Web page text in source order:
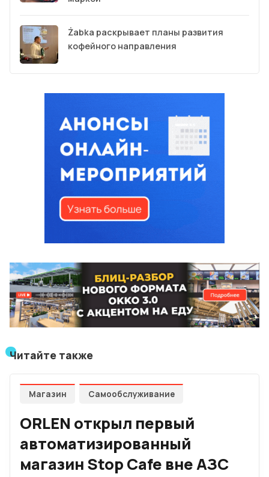
Żabka раскрывает планы развития
кофейного направления
Читайте также
Магазин Самообслуживание
ORLEN открыл первый
автоматизированный
магазин Stop Cafe вне АЗС